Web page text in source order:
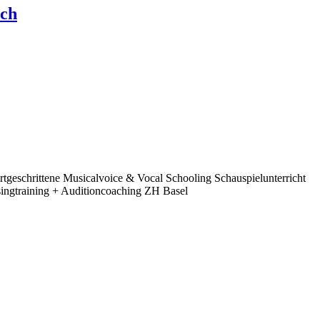
Musicalvoice & Vocal Schooling Schauspielunterricht
+ Auditioncoaching ZH Basel